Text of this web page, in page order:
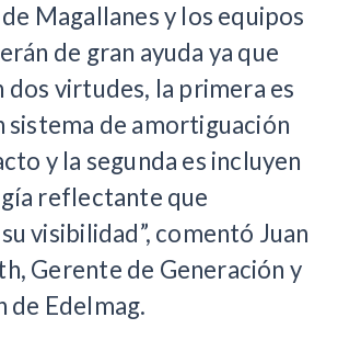
Magallanes y los equipos
de gran ayuda ya que
dos virtudes, la primera es
sistema de amortiguación
y la segunda es incluyen
reflectante que
visibilidad”, comentó Juan
Gerente de Generación y
Edelmag.